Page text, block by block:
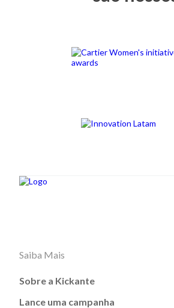
Saiba Mais
Sobre a Kickante
Lance uma campanha